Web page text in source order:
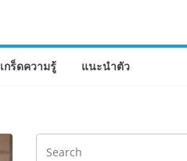
เกร็ดความรู้ แนะนำตัว